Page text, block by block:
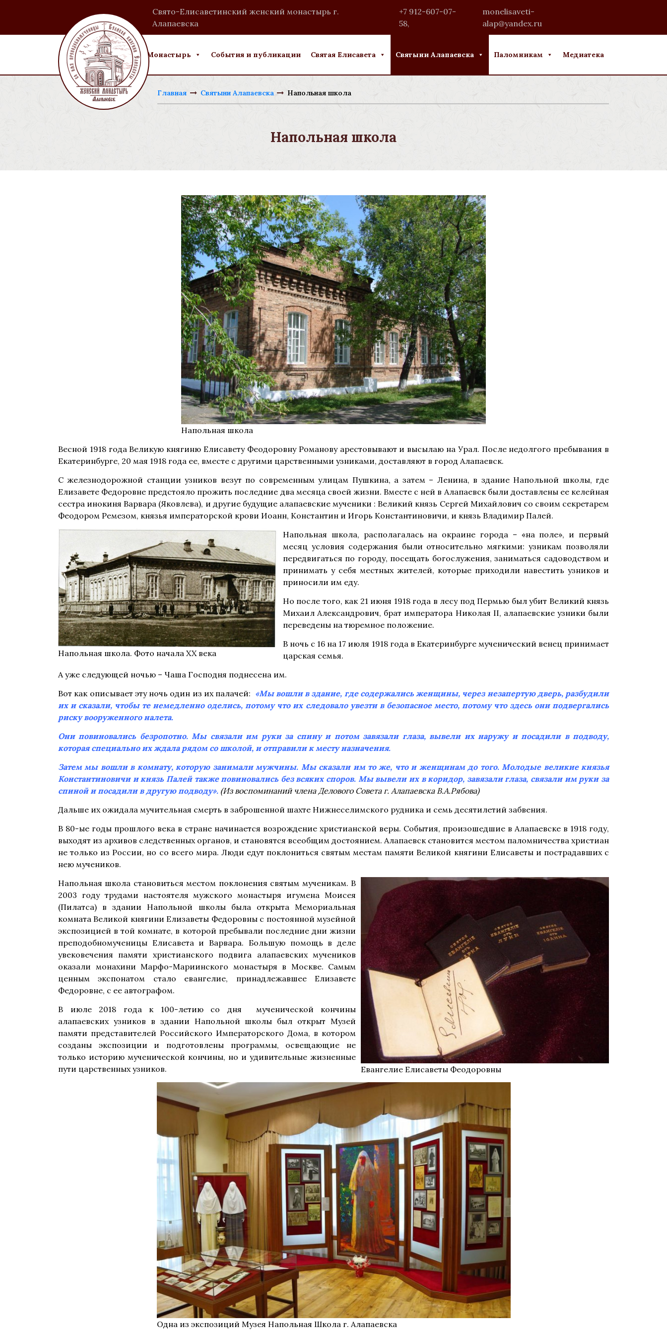
Свято-Елисаветинский женский монастырь г.
Алапаевска
+7 912-607-07-
58,
monelisaveti-
alap@yandex.ru
Монастырь События и публикации Святая Елисавета Святыни Алапаевска Паломникам Медиатека
Главная Святыни Алапаевска Напольная школа
Напольная школа
Напольная школа
Весной 1918 года Великую княгиню Елисавету Феодоровну Романову арестовывают и высылаю на Урал. После недолгого пребывания в
Екатеринбурге, 20 мая 1918 года ее, вместе с другими царственными узниками, доставляют в город Алапаевск.
С железнодорожной станции узников везут по современным улицам Пушкина, а затем – Ленина, в здание Напольной школы, где
Елизавете Федоровне предстояло прожить последние два месяца своей жизни. Вместе с ней в Алапаевск были доставлены ее келейная
сестра инокиня Варвара (Яковлева), и другие будущие алапаевские мученики : Великий князь Сергей Михайлович со своим секретарем
Феодором Ремезом, князья императорской крови Иоанн, Константин и Игорь Константиновичи, и князь Владимир Палей.
Напольная школа. Фото начала XX века
Напольная школа, располагалась на окраине города – «на поле», и первый
месяц условия содержания были относительно мягкими: узникам позволяли
передвигаться по городу, посещать богослужения, заниматься садоводством и
принимать у себя местных жителей, которые приходили навестить узников и
приносили им еду.
Но после того, как 21 июня 1918 года в лесу под Пермью был убит Великий князь
Михаил Александрович, брат императора Николая II, алапаевские узники были
переведены на тюремное положение.
В ночь с 16 на 17 июля 1918 года в Екатеринбурге мученический венец принимает
царская семья.
А уже следующей ночью – Чаша Господня поднесена им.
Вот как описывает эту ночь один из их палачей: «Мы вошли в здание, где содержались женщины, через незапертую дверь, разбудили
их и сказали, чтобы те немедленно оделись, потому что их следовало увезти в безопасное место, потому что здесь они подвергались
риску вооруженного налета.
Они повиновались безропотно. Мы связали им руки за спину и потом завязали глаза, вывели их наружу и посадили в подводу,
которая специально их ждала рядом со школой, и отправили к месту назначения.
Затем мы вошли в комнату, которую занимали мужчины. Мы сказали им то же, что и женщинам до того. Молодые великие князья
Константиновичи и князь Палей также повиновались без всяких споров. Мы вывели их в коридор, завязали глаза, связали им руки за
спиной и посадили в другую подводу». (Из воспоминаний члена Делового Совета г. Алапаевска В.А.Рябова)
Дальше их ожидала мучительная смерть в заброшенной шахте Нижнеселимского рудника и семь десятилетий забвения.
В 80-ые годы прошлого века в стране начинается возрождение христианской веры. События, произошедшие в Алапаевске в 1918 году,
выходят из архивов следственных органов, и становятся всеобщим достоянием. Алапаевск становится местом паломничества христиан
не только из России, но со всего мира. Люди едут поклониться святым местам памяти Великой княгини Елисаветы и пострадавших с
нею мучеников.
Евангелие Елисаветы Феодоровны
Напольная школа становиться местом поклонения святым мученикам. В
2003 году трудами настоятеля мужского монастыря игумена Моисея
(Пилатса) в здании Напольной школы была открыта Мемориальная
комната Великой княгини Елизаветы Федоровны с постоянной музейной
экспозицией в той комнате, в которой пребывали последние дни жизни
преподобномученицы Елисавета и Варвара. Большую помощь в деле
увековечения памяти христианского подвига алапаевских мучеников
оказали монахини Марфо-Мариинского монастыря в Москве. Самым
ценным экспонатом стало евангелие, принадлежавшее Елизавете
Федоровне, с ее автографом.
В июле 2018 года к 100-летию со дня мученической кончины
алапаевских узников в здании Напольной школы был открыт Музей
памяти представителей Российского Императорского Дома, в котором
созданы экспозиции и подготовлены программы, освещающие не
только историю мученической кончины, но и удивительные жизненные
пути царственных узников.
Одна из экспозиций Музея Напольная Школа г. Алапаевска